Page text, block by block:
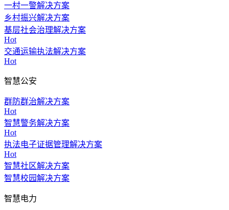
一村一警解决方案
乡村振兴解决方案
基层社会治理解决方案
Hot
交通运输执法解决方案
Hot
智慧公安
群防群治解决方案
Hot
智慧警务解决方案
Hot
执法电子证据管理解决方案
Hot
智慧社区解决方案
智慧校园解决方案
智慧电力